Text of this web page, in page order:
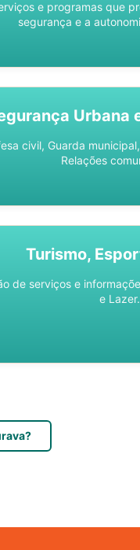
e programas que
segurança e a
Urbana
civil, Guarda
Relações
Turismo,
de serviços e
e Lazer.